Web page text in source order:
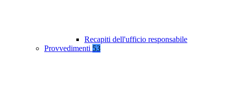
Recapiti dell'ufficio responsabile
Provvedimenti 53